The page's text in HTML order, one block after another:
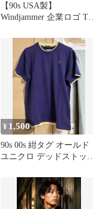
【90s USA製】
Windjammer 企業ロゴ Tシ
¥ 1,500
90s 00s 紺タグ オールド
ユニクロ デッドストック